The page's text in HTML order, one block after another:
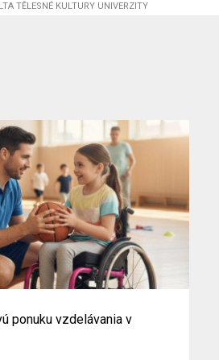
TĚLESNÉ KULTURY UNIVERZITY
ponuku vzdelávania v